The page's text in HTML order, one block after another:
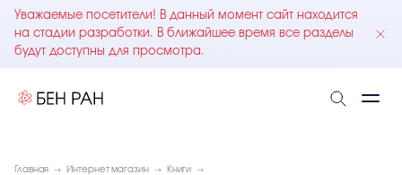
Уважаемые посетители! В данный момент сайт находится
на стадии разработки. В ближайшее время все разделы
будут доступны для просмотра.
Главная Интернет магазин
Книги